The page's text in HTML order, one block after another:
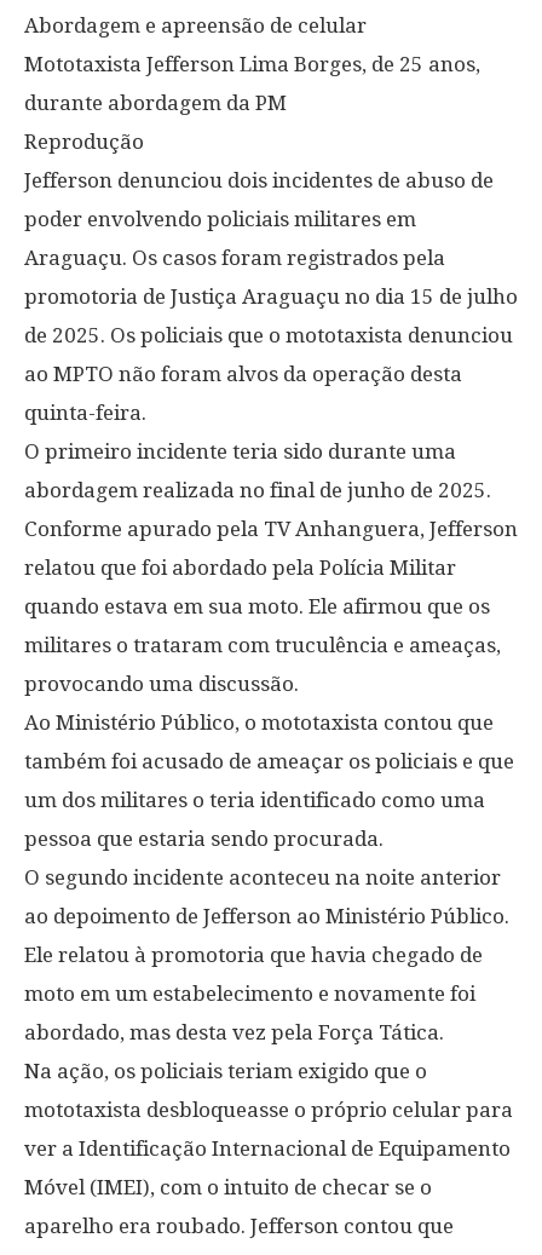
Abordagem e apreensão de celular
Mototaxista Jefferson Lima Borges, de 25 anos,
durante abordagem da PM
Reprodução
Jefferson denunciou dois incidentes de abuso de
poder envolvendo policiais militares em
Araguaçu. Os casos foram registrados pela
promotoria de Justiça Araguaçu no dia 15 de julho
de 2025. Os policiais que o mototaxista denunciou
ao MPTO não foram alvos da operação desta
quinta-feira.
O primeiro incidente teria sido durante uma
abordagem realizada no final de junho de 2025.
Conforme apurado pela TV Anhanguera, Jefferson
relatou que foi abordado pela Polícia Militar
quando estava em sua moto. Ele afirmou que os
militares o trataram com truculência e ameaças,
provocando uma discussão.
Ao Ministério Público, o mototaxista contou que
também foi acusado de ameaçar os policiais e que
um dos militares o teria identificado como uma
pessoa que estaria sendo procurada.
O segundo incidente aconteceu na noite anterior
ao depoimento de Jefferson ao Ministério Público.
Ele relatou à promotoria que havia chegado de
moto em um estabelecimento e novamente foi
abordado, mas desta vez pela Força Tática.
Na ação, os policiais teriam exigido que o
mototaxista desbloqueasse o próprio celular para
ver a Identificação Internacional de Equipamento
Móvel (IMEI), com o intuito de checar se o
aparelho era roubado. Jefferson contou que